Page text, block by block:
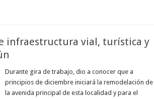
infraestructura vial, turística y
Durante gira de trabajo, dio a conocer que a
principios de diciembre iniciará la remodelación de
la avenida principal de esta localidad y para el